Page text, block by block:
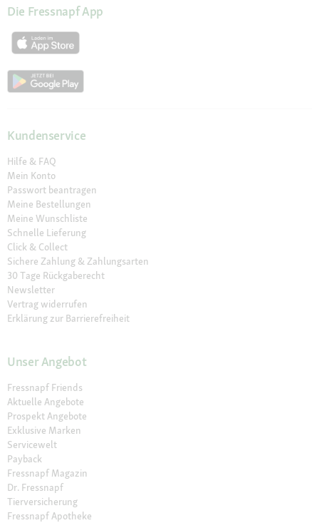
Die Fressnapf App
Kundenservice
Hilfe & FAQ
Mein Konto
Passwort beantragen
Meine Bestellungen
Meine Wunschliste
Schnelle Lieferung
Click & Collect
Sichere Zahlung & Zahlungsarten
30 Tage Rückgaberecht
Newsletter
Vertrag widerrufen
Erklärung zur Barrierefreiheit
Unser Angebot
Fressnapf Friends
Aktuelle Angebote
Prospekt Angebote
Exklusive Marken
Servicewelt
Payback
Fressnapf Magazin
Dr. Fressnapf
Tierversicherung
Fressnapf Apotheke